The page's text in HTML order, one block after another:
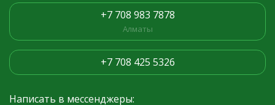
+7 708 983 7878
Алматы
+7 708 425 5326
Написать в мессенджеры: